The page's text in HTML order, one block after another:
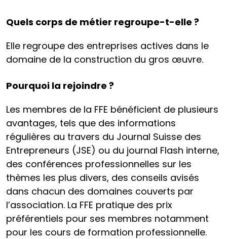
Quels corps de métier regroupe-t-elle ?
Elle regroupe des entreprises actives dans le
domaine de la construction du gros œuvre.
Pourquoi la rejoindre ?
Les membres de la FFE bénéficient de plusieurs
avantages, tels que des informations
régulières au travers du Journal Suisse des
Entrepreneurs (JSE) ou du journal Flash interne,
des conférences professionnelles sur les
thèmes les plus divers, des conseils avisés
dans chacun des domaines couverts par
l’association. La FFE pratique des prix
préférentiels pour ses membres notamment
pour les cours de formation professionnelle.